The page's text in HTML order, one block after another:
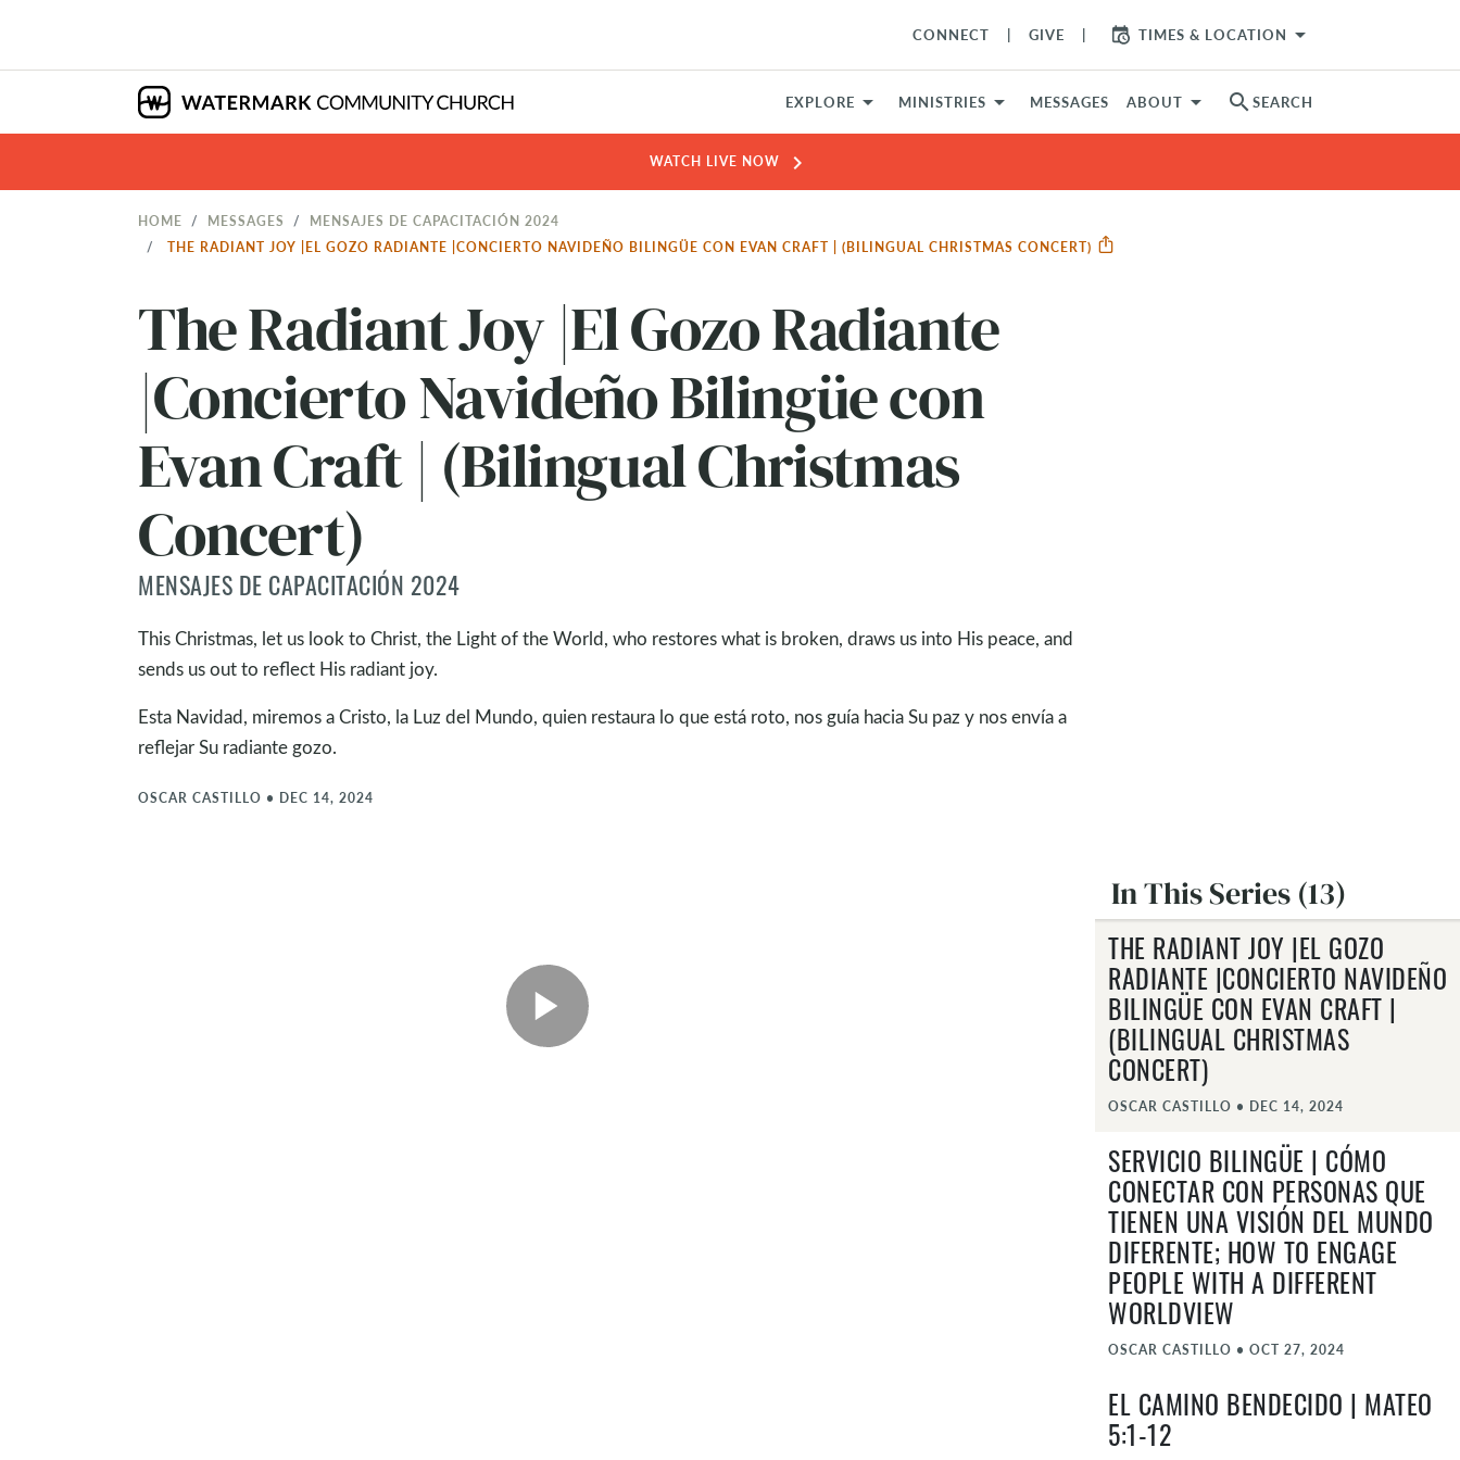
CONNECT GIVE TIMES & LOCATION arrow_drop_down
EXPLORE MINISTRIES MESSAGES ABOUT search SEARCH
WATCH LIVE NOW chevron_right
HOME MESSAGES
MENSAJES DE CAPACITACIÓN 2024
THE RADIANT JOY |EL GOZO RADIANTE |CONCIERTO NAVIDEÑO BILINGÜE CON EVAN CRAFT | (BILINGUAL CHRISTMAS CONCERT)
The Radiant Joy |El Gozo Radiante
|Concierto Navideño Bilingüe con
Evan Craft | (Bilingual Christmas
Concert)
MENSAJES DE CAPACITACIÓN 2024
This Christmas, let us look to Christ, the Light of the World, who restores what is broken, draws us into His peace, and
sends us out to reflect His radiant joy.
Esta Navidad, miremos a Cristo, la Luz del Mundo, quien restaura lo que está roto, nos guía hacia Su paz y nos envía a
reflejar Su radiante gozo.
OSCAR CASTILLO • DEC 14, 2024
In This Series (13)
THE RADIANT JOY |EL GOZO
RADIANTE |CONCIERTO NAVIDEÑO
BILINGÜE CON EVAN CRAFT |
(BILINGUAL CHRISTMAS
CONCERT)
OSCAR CASTILLO • DEC 14, 2024
SERVICIO BILINGÜE | CÓMO
CONECTAR CON PERSONAS QUE
TIENEN UNA VISIÓN DEL MUNDO
DIFERENTE; HOW TO ENGAGE
PEOPLE WITH A DIFFERENT
WORLDVIEW
OSCAR CASTILLO • OCT 27, 2024
EL CAMINO BENDECIDO | MATEO
5:1-12